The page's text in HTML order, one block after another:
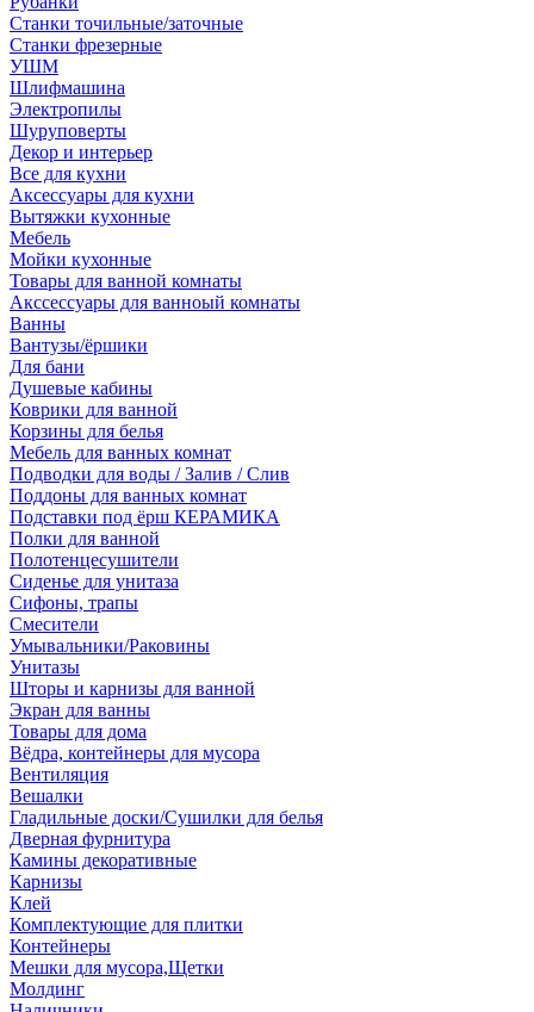
Станки точильные/заточные
Станки фрезерные
УШМ
Шлифмашина
Электропилы
Шуруповерты
Декор и интерьер
Все для кухни
Аксессуары для кухни
Вытяжки кухонные
Мебель
Мойки кухонные
Товары для ванной комнаты
Акссессуары для ванноый комнаты
Ванны
Вантузы/ёршики
Для бани
Душевые кабины
Коврики для ванной
Корзины для белья
Мебель для ванных комнат
Подводки для воды / Залив / Слив
Поддоны для ванных комнат
Подставки под ёрш КЕРАМИКА
Полки для ванной
Полотенцесушители
Сиденье для унитаза
Сифоны, трапы
Смесители
Умывальники/Раковины
Унитазы
Шторы и карнизы для ванной
Экран для ванны
Товары для дома
Вёдра, контейнеры для мусора
Вентиляция
Вешалки
Гладильные доски/Сушилки для белья
Дверная фурнитура
Камины декоративные
Карнизы
Клей
Комплектующие для плитки
Контейнеры
Мешки для мусора,Щетки
Молдинг